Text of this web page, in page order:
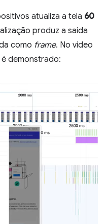
atualiza a tela 60
produz a saída
como frame. No vídeo
demonstrado: